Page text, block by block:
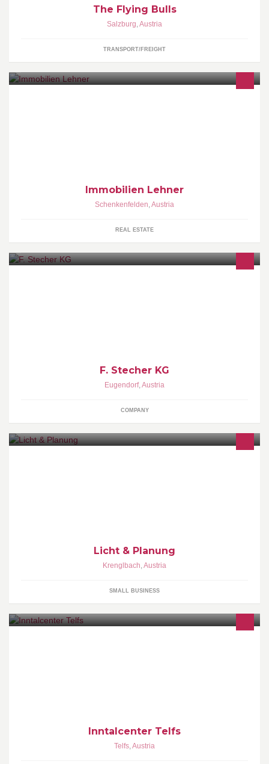
The Flying Bulls
Salzburg,Austria
TRANSPORT/FREIGHT
Immobilien Lehner
Schenkenfelden,Austria
REAL ESTATE
F. Stecher KG
Eugendorf,Austria
COMPANY
Licht & Planung
Krenglbach,Austria
SMALL BUSINESS
Inntalcenter Telfs
Telfs,Austria